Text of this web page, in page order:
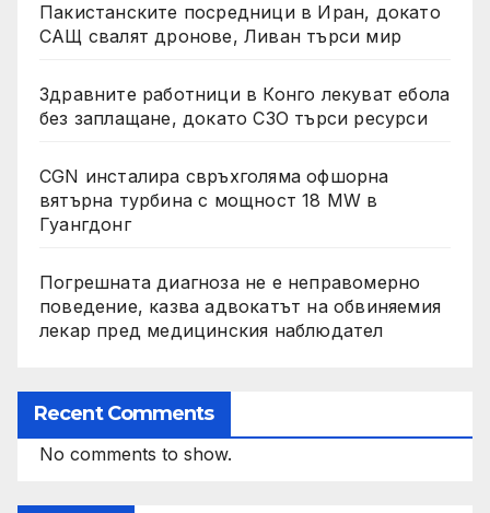
Пакистанските посредници в Иран, докато
САЩ свалят дронове, Ливан търси мир
Здравните работници в Конго лекуват ебола
без заплащане, докато СЗО търси ресурси
CGN инсталира свръхголяма офшорна
вятърна турбина с мощност 18 MW в
Гуангдонг
Погрешната диагноза не е неправомерно
поведение, казва адвокатът на обвиняемия
лекар пред медицинския наблюдател
Recent Comments
No comments to show.